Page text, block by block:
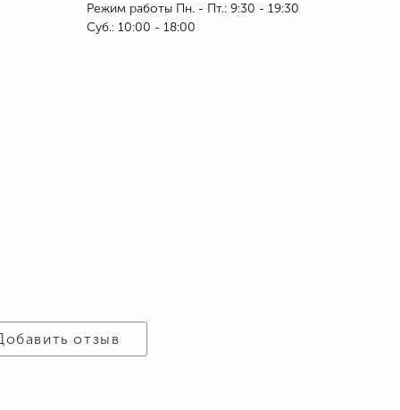
Режим работы Пн. - Пт.: 9:30 - 19:30
Суб.: 10:00 - 18:00
отзыв